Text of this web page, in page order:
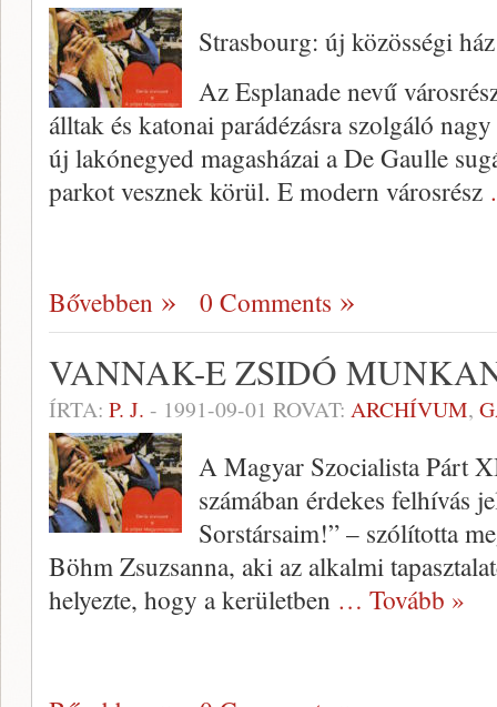
Strasbourg: új közösségi ház
Az Esplanade nevű
álltak és katonai parádézásra szolgáló
új lakónegyed magasházai a De Gaulle
parkot vesznek körül. E modern városrész
Bővebben 0 Comments
VANNAK-E ZSIDÓ
ÍRTA: P. J. - 1991-09-01 ROVAT: ARCHÍVUM,
A Magyar Szocialista Párt
számában érdekes felhívás
Sorstársaim!” – szólította
Böhm Zsuzsanna, aki az alkalmi
helyezte, hogy a kerületben … Tovább »